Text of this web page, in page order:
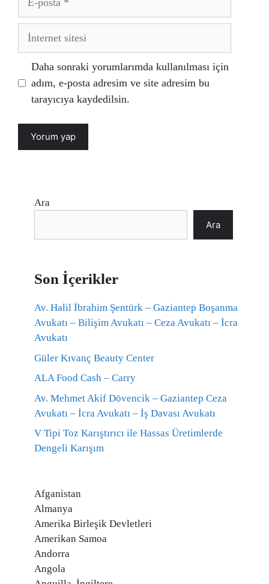
posta
İnternet
Daha sonraki yorumlarımda kullanılması için
adım, e-posta adresim ve site adresim bu
tarayıcıya kaydedilsin.
Ara
Ara
Son İçerikler
Av. Halil İbrahim Şentürk – Gaziantep Boşanma
Avukatı – Bilişim Avukatı – Ceza Avukatı – İcra
Avukatı
Güler Kıvanç Beauty Center
ALA Food Cash – Carry
Av. Mehmet Akif Dövencik – Gaziantep Ceza
Avukatı – İcra Avukatı – İş Davası Avukatı
V Tipi Toz Karıştırıcı ile Hassas Üretimlerde
Dengeli Karışım
Afganistan
Almanya
Amerika Birleşik Devletleri
Amerikan Samoa
Andorra
Angola